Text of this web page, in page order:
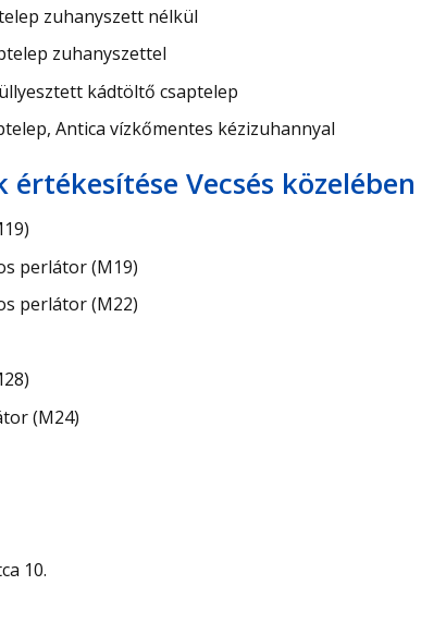
zuhanyszett nélkül
zuhanyszettel
kádtöltő csaptelep
Antica vízkőmentes kézizuhannyal
Vecsés közelében
perlátor (M19)
perlátor (M22)
(M24)
10.